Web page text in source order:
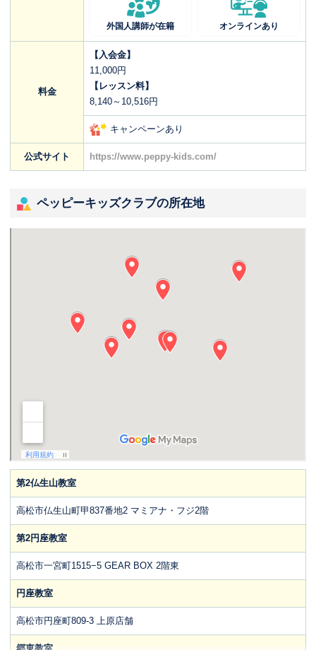
外国人講師が在籍 オンラインあり
料金
【入会金】
11,000円
【レッスン料】
8,140～10,516円
キャンペーンあり
公式サイト https://www.peppy-kids.com/
ペッピーキッズクラブの所在地
第2仏生山教室
高松市仏生山町甲837番地2 マミアナ・フジ2階
第2円座教室
高松市一宮町1515−5 GEAR BOX 2階東
円座教室
高松市円座町809-3 上原店舗